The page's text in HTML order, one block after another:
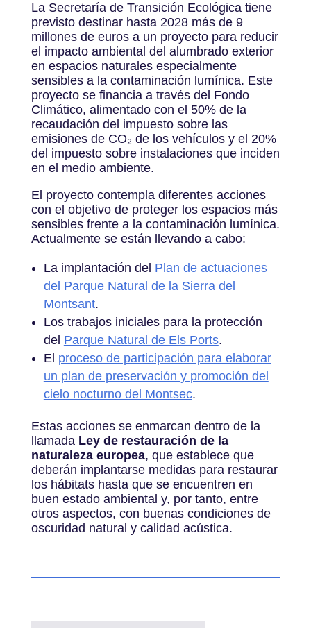
La Secretaría de Transición Ecológica tiene
previsto destinar hasta 2028 más de 9
millones de euros a un proyecto para reducir
el impacto ambiental del alumbrado exterior
en espacios naturales especialmente
sensibles a la contaminación lumínica. Este
proyecto se financia a través del Fondo
Climático, alimentado con el 50% de la
recaudación del impuesto sobre las
emisiones de CO₂ de los vehículos y el 20%
del impuesto sobre instalaciones que inciden
en el medio ambiente.
El proyecto contempla diferentes acciones
con el objetivo de proteger los espacios más
sensibles frente a la contaminación lumínica.
Actualmente se están llevando a cabo:
La implantación del Plan de actuaciones
del Parque Natural de la Sierra del
Montsant.
Los trabajos iniciales para la protección
del Parque Natural de Els Ports.
El proceso de participación para elaborar
un plan de preservación y promoción del
cielo nocturno del Montsec.
Estas acciones se enmarcan dentro de la
llamada Ley de restauración de la
naturaleza europea, que establece que
deberán implantarse medidas para restaurar
los hábitats hasta que se encuentren en
buen estado ambiental y, por tanto, entre
otros aspectos, con buenas condiciones de
oscuridad natural y calidad acústica.